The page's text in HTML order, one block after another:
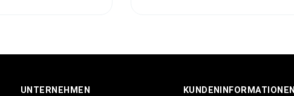
UNTERNEHMEN KUNDENINFORMATIONEN